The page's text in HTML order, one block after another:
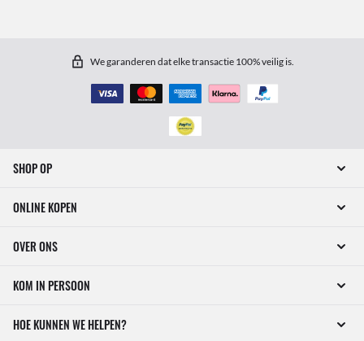
We garanderen dat elke transactie 100% veilig is.
SHOP OP
ONLINE KOPEN
OVER ONS
KOM IN PERSOON
HOE KUNNEN WE HELPEN?